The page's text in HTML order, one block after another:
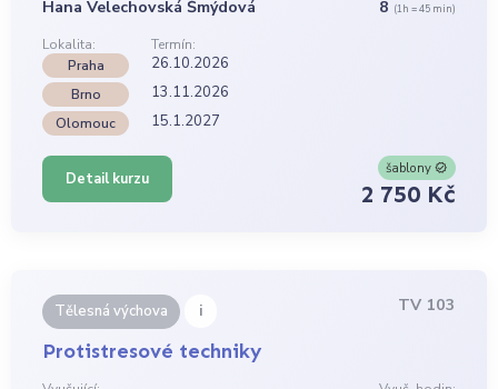
Hana Velechovská Šmýdová 8 (1h = 45 min)
Lokalita:
Termín:
Praha
26.10.2026
Brno 13.11.2026
Olomouc 15.1.2027
Detail kurzu
šablony
2 750 Kč
Tělesná výchova i TV 103
Protistresové techniky